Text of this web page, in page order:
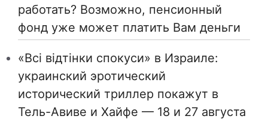
работать? Возможно, пенсионный
фонд уже может платить Вам деньги
«Всі відтінки спокуси» в Израиле:
украинский эротический
исторический триллер покажут в
Тель-Авиве и Хайфе — 18 и 27 августа